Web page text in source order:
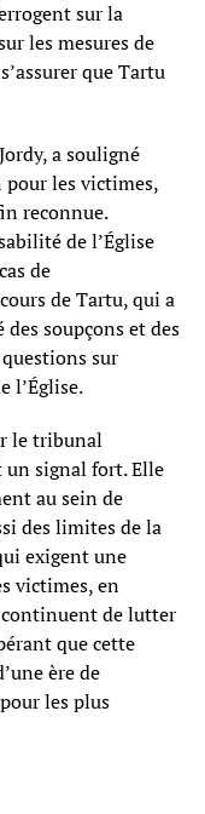
sur la
les mesures de
que Tartu
a souligné
les victimes,
reconnue.
de l’Église
de
de Tartu, qui a
soupçons et des
sur
l’Église.
le tribunal
un signal fort. Elle
au sein de
des limites de la
exigent une
victimes, en
de lutter
que cette
ère de
les plus